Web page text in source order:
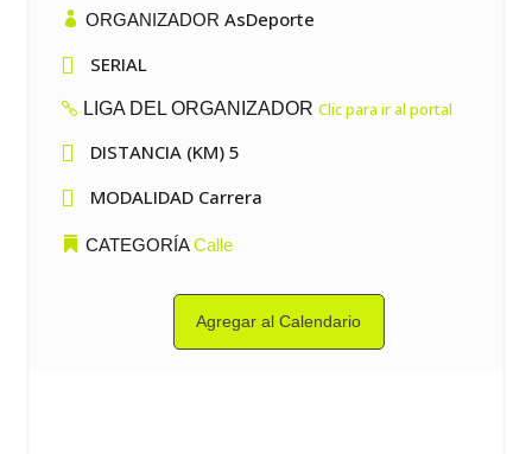
ORGANIZADOR AsDeporte
 SERIAL
LIGA DEL ORGANIZADOR Clic para ir al portal
 DISTANCIA (KM) 5
 MODALIDAD Carrera
CATEGORÍACalle
Agregar al Calendario